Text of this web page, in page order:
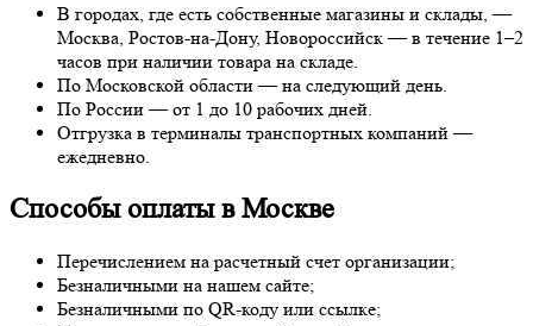
В городах, где есть собственные магазины и склады, —
Москва, Ростов-на-Дону, Новороссийск — в течение 1–2
часов при наличии товара на складе.
По Московской области — на следующий день.
По России — от 1 до 10 рабочих дней.
Отгрузка в терминалы транспортных компаний —
ежедневно.
Способы оплаты в Москве
Перечислением на расчетный счет организации;
Безналичными на нашем сайте;
Безналичными по QR-коду или ссылке;